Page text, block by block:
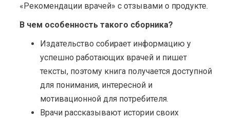
«Рекомендации врачей» с отзывами о продукте.
В чем особенность такого сборника?
Издательство собирает информацию у
успешно работающих врачей и пишет
тексты, поэтому книга получается доступной
для понимания, интересной и
мотивационной для потребителя.
Врачи рассказывают истории своих